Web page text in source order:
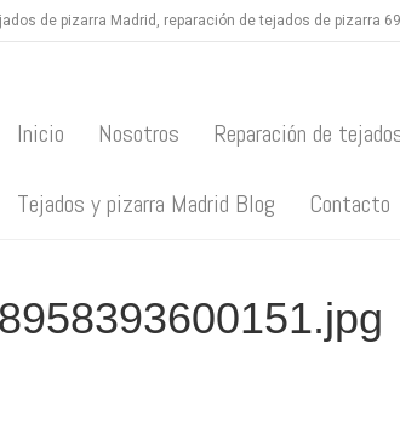
de pizarra Madrid, reparación de tejados de pizarra
Inicio Nosotros Reparación de
Tejados y pizarra Madrid Blog Contacto